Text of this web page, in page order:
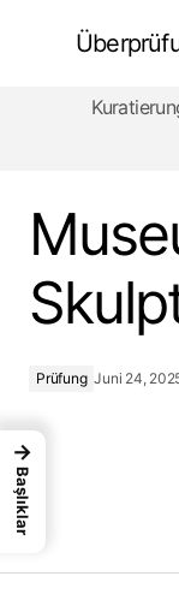
Gedanken von
Prüfung Juni 24,
→
Başlıklar